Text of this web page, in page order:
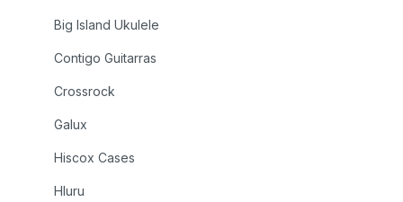
Big Island Ukulele
Contigo Guitarras
Crossrock
Galux
Hiscox Cases
Hluru